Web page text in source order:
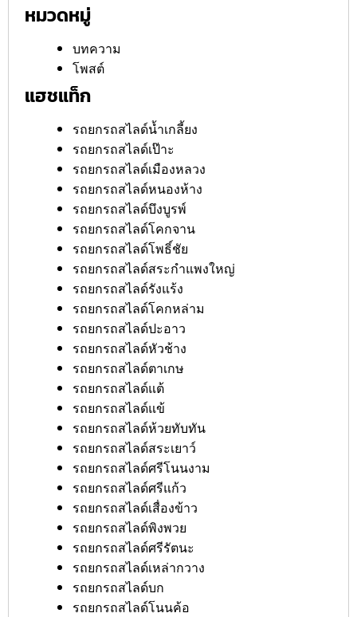
หมวดหมู่
บทความ
โพสต์
แฮชแท็ก
รถยกรถสไลด์น้ำเกลี้ยง
รถยกรถสไลด์เป๊าะ
รถยกรถสไลด์เมืองหลวง
รถยกรถสไลด์หนองห้าง
รถยกรถสไลด์บึงบูรพ์
รถยกรถสไลด์โคกจาน
รถยกรถสไลด์โพธิ์ชัย
รถยกรถสไลด์สระกำแพงใหญ่
รถยกรถสไลด์รังแร้ง
รถยกรถสไลด์โคกหล่าม
รถยกรถสไลด์ปะอาว
รถยกรถสไลด์หัวช้าง
รถยกรถสไลด์ตาเกษ
รถยกรถสไลด์แต้
รถยกรถสไลด์แข้
รถยกรถสไลด์ห้วยทับทัน
รถยกรถสไลด์สระเยาว์
รถยกรถสไลด์ศรีโนนงาม
รถยกรถสไลด์ศรีแก้ว
รถยกรถสไลด์เสื่องข้าว
รถยกรถสไลด์พิงพวย
รถยกรถสไลด์ศรีรัตนะ
รถยกรถสไลด์เหล่ากวาง
รถยกรถสไลด์บก
รถยกรถสไลด์โนนค้อ